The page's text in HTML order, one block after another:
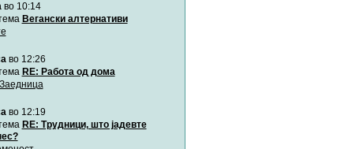
во 10:14
Вегански алтернативи
во 12:26
RE: Работа од дома
во 12:19
RE: Трудници, што јадевте